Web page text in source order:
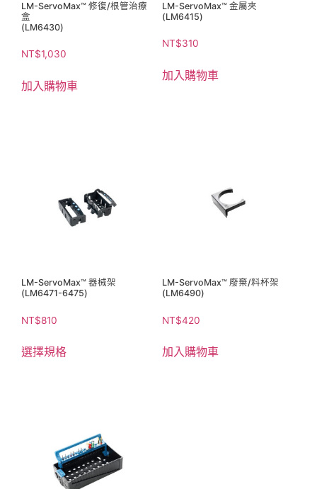
LM-ServoMax™ 修復/根管治療
盒
(LM6430)
NT$1,030
加入購物車
LM-ServoMax™ 金屬夾
(LM6415)
NT$310
加入購物車
LM-ServoMax™ 器械架
(LM6471-6475)
NT$810
選擇規格
LM-ServoMax™ 廢棄/料杯架
(LM6490)
NT$420
加入購物車